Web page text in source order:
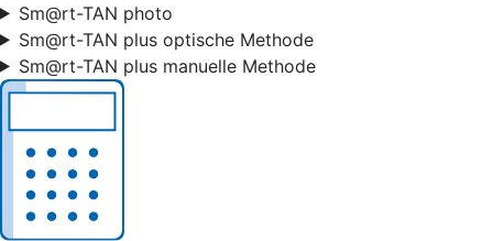
Sm@rt-TAN photo
Sm@rt-TAN plus optische Methode
Sm@rt-TAN plus manuelle Methode